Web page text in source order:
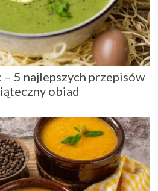
5 najlepszych przepisów
obiad